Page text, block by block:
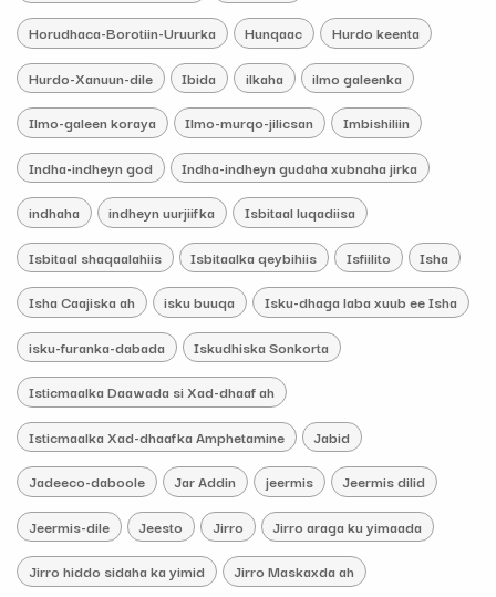
Horudhaca-Borotiin-Uruurka Hunqaac Hurdo keenta
Hurdo-Xanuun-dile Ibida ilkaha ilmo galeenka
Ilmo-galeen koraya Ilmo-murqo-jilicsan Imbishiliin
Indha-indheyn god Indha-indheyn gudaha xubnaha jirka
indhaha indheyn uurjiifka Isbitaal luqadiisa
Isbitaal shaqaalahiis Isbitaalka qeybihiis Isfiilito Isha
Isha Caajiska ah isku buuqa Isku-dhaga laba xuub ee Isha
isku-furanka-dabada Iskudhiska Sonkorta
Isticmaalka Daawada si Xad-dhaaf ah
Isticmaalka Xad-dhaafka Amphetamine Jabid
Jadeeco-daboole Jar Addin jeermis Jeermis dilid
Jeermis-dile Jeesto Jirro Jirro araga ku yimaada
Jirro hiddo sidaha ka yimid Jirro Maskaxda ah